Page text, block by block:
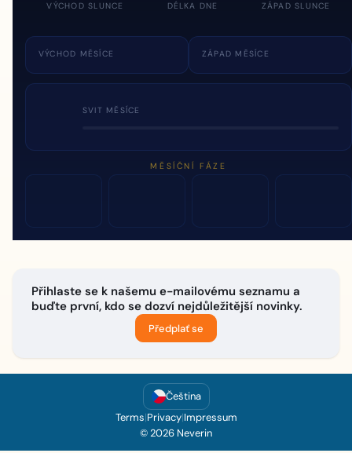
VÝCHOD SLUNCE DÉLKA DNE ZÁPAD SLUNCE
VÝCHOD MĚSÍCE ZÁPAD MĚSÍCE
SVIT MĚSÍCE
MĚSÍČNÍ FÁZE
Přihlaste se k našemu e-mailovému seznamu a
buďte první, kdo se dozví nejdůležitější novinky.
Předplať se
Čeština
Terms|Privacy|Impressum
© 2026 Neverin